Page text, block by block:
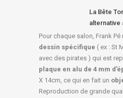
La Bête
alternative
Pour chaque salon, Frank Pé
dessin spécifique ( ex : St
avec des pirates ) qui est
plaque en alu de 4 mm
X 14cm, ce qui en fait un
Reproduction de grande